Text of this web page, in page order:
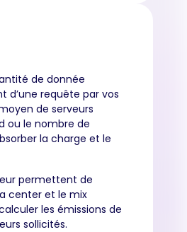
de donnée
d’une requête par vos
de serveurs
ou le nombre de
la charge et le
permettent de
center et le mix
les émissions de
sollicités.